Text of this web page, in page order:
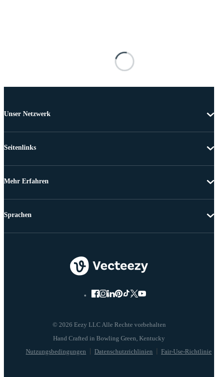
Unser Netzwerk
Seitenlinks
Mehr Erfahren
© 2026 Eezy LLC Alle Rechte vorbehalten
Nutzungsbedingungen Datenschutzrichlinien Fair-Use-Richtlinie
Sprachen